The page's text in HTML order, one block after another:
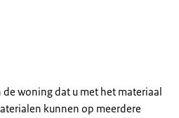
de woning dat u met het materiaal
kunnen op meerdere